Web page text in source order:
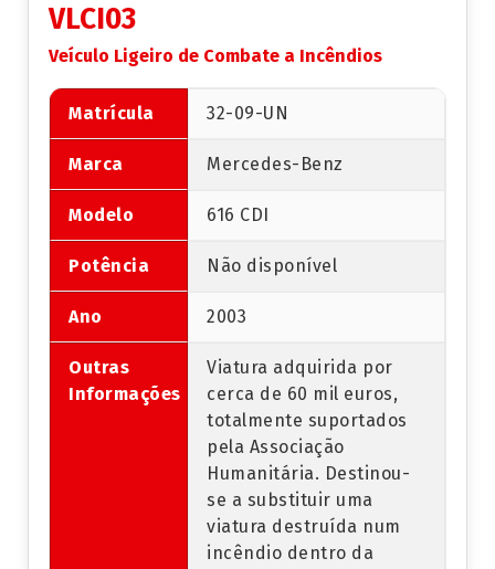
VLCI03
Veículo Ligeiro de Combate a Incêndios
Matrícula 32-09-UN
Marca Mercedes-Benz
Modelo 616 CDI
Potência Não disponível
Ano 2003
Outras
Informações
Viatura adquirida por
cerca de 60 mil euros,
totalmente suportados
pela Associação
Humanitária. Destinou-
se a substituir uma
viatura destruída num
incêndio dentro da